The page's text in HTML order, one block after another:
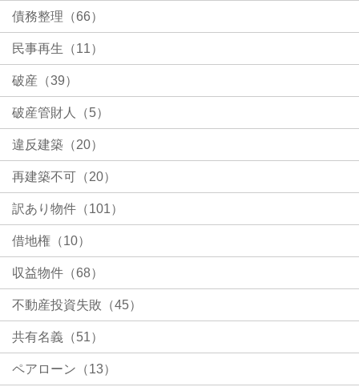
債務整理（66）
民事再生（11）
破産（39）
破産管財人（5）
違反建築（20）
再建築不可（20）
訳あり物件（101）
借地権（10）
収益物件（68）
不動産投資失敗（45）
共有名義（51）
ペアローン（13）